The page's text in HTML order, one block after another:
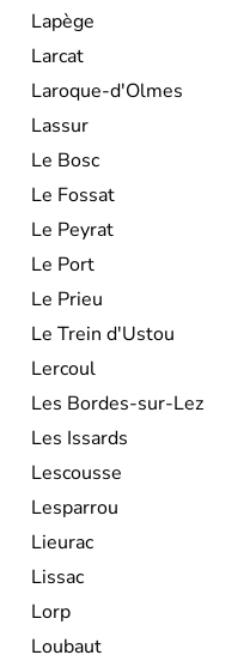
Lapège
Larcat
Laroque-d'Olmes
Lassur
Le Bosc
Le Fossat
Le Peyrat
Le Port
Le Prieu
Le Trein d'Ustou
Lercoul
Les Bordes-sur-Lez
Les Issards
Lescousse
Lesparrou
Lieurac
Lissac
Lorp
Loubaut